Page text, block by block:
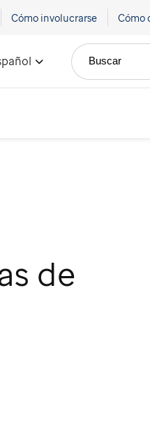
Cómo involucrarse Cómo
Buscar
de